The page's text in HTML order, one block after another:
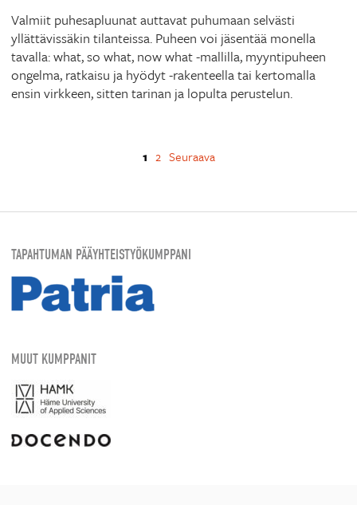
Valmiit puhesapluunat auttavat puhumaan selvästi
yllättävissäkin tilanteissa. Puheen voi jäsentää monella
tavalla: what, so what, now what -mallilla, myyntipuheen
ongelma, ratkaisu ja hyödyt -rakenteella tai kertomalla
ensin virkkeen, sitten tarinan ja lopulta perustelun.
1 2 Seuraava
TAPAHTUMAN PÄÄYHTEISTYÖKUMPPANI
MUUT KUMPPANIT